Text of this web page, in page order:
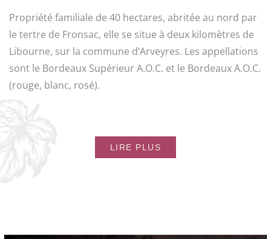
Propriété familiale de 40 hectares, abritée au nord par
le tertre de Fronsac, elle se situe à deux kilomètres de
Libourne, sur la commune d’Arveyres. Les appellations
sont le Bordeaux Supérieur A.O.C. et le Bordeaux A.O.C.
(rouge, blanc, rosé).
LIRE PLUS